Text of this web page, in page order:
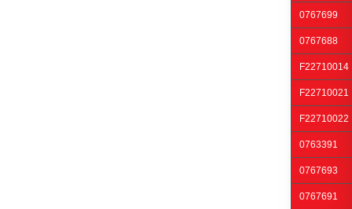
0767699
0767688
F22710014
F22710021
F22710022
0763391
0767693
0767691